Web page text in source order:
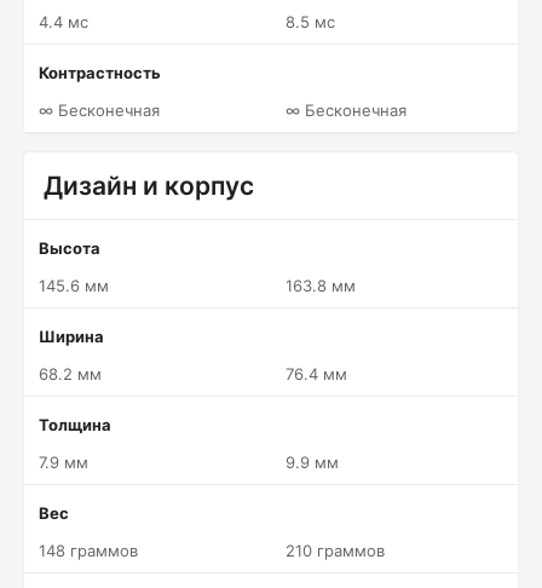
4.4 мс
8.5 мс
Контрастность
∞ Бесконечная
∞ Бесконечная
Дизайн и корпус
Высота
145.6 мм
163.8 мм
Ширина
68.2 мм
76.4 мм
Толщина
7.9 мм
9.9 мм
Вес
148 граммов
210 граммов